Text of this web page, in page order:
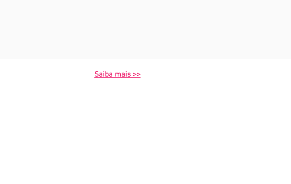
Saiba mais >>